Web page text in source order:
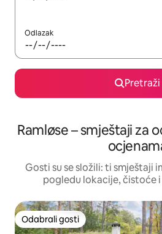
Odlazak
Pretraži
Ramløse – smještaji za
Gosti su se složili: ti smještaji
pogledu lokacije, čistoće
Odabrali gosti
Odabrali gosti